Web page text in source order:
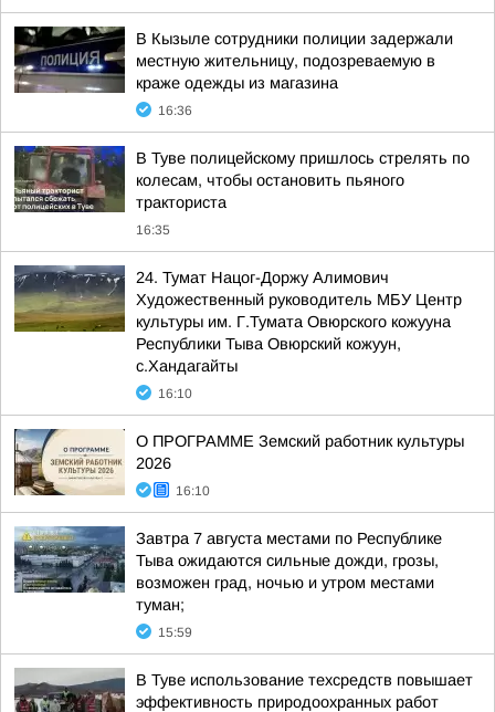
В Кызыле сотрудники полиции задержали
местную жительницу, подозреваемую в
краже одежды из магазина
16:36
В Туве полицейскому пришлось стрелять по
колесам, чтобы остановить пьяного
тракториста
16:35
24. Тумат Нацог-Доржу Алимович
Художественный руководитель МБУ Центр
культуры им. Г.Тумата Овюрского кожууна
Республики Тыва Овюрский кожуун,
с.Хандагайты
16:10
О ПРОГРАММЕ Земский работник культуры
2026
16:10
Завтра 7 августа местами по Республике
Тыва ожидаются сильные дожди, грозы,
возможен град, ночью и утром местами
туман;
15:59
В Туве использование техсредств повышает
эффективность природоохранных работ